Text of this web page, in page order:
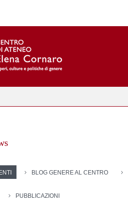
BLOG GENERE AL CENTRO
PUBBLICAZIONI